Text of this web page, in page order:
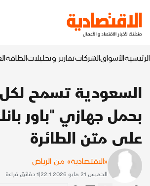
الرئيسيةالأسواقالشركاتتقارير وتحليلاتالطاقة
السعودية تسمح
بحمل جهازي "باور
على متن الطائرة
«الاقتصادية» من الرياض
الخميس 21 مايو 2026 22:1 |
1 دقائق قراءة